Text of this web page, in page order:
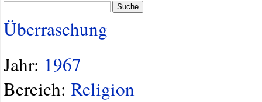
Suche
Überraschung
Jahr: 1967
Bereich: Religion